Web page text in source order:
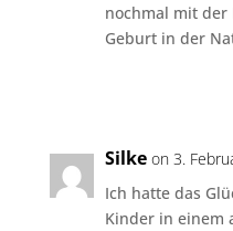
nochmal mit der
Geburt in der
Silke on 3.
Ich hatte das
Kinder in einem